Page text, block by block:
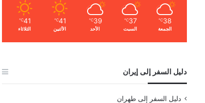
38
℃
الجمعة
37
℃
السبت
39
℃
الأحد
41
℃
الأثنين
41
℃
الثلاثاء
دليل السفر إلى إيران
دليل السفر إلى طهران